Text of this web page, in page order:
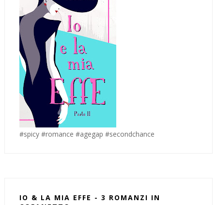
#spicy #romance #agegap #secondchance
IO & LA MIA EFFE - 3 ROMANZI IN